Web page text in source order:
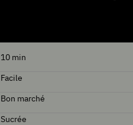
10 min
Facile
Bon marché
Sucrée